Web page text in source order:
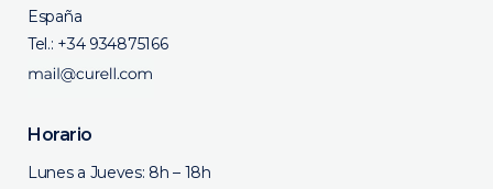
España
Tel.: +34 934875166
Horario
Lunes a Jueves: 8h – 18h